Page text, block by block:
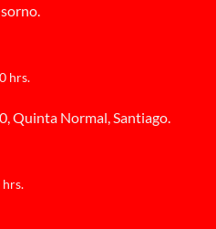
hrs.
Quinta Normal, Santiago.
hrs.